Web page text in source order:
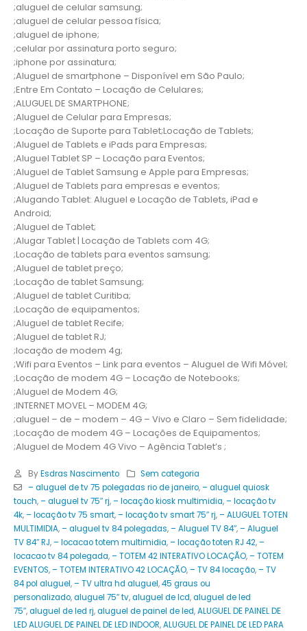
;aluguel de celular samsung;
;aluguel de celular pessoa física;
;aluguel de iphone;
;celular por assinatura porto seguro;
;iphone por assinatura;
;Aluguel de smartphone – Disponível em São Paulo;
;Entre Em Contato – Locação de Celulares;
;ALUGUEL DE SMARTPHONE;
;Aluguel de Celular para Empresas;
;Locação de Suporte para Tablet;Locação de Tablets;
;Aluguel de Tablets e iPads para Empresas;
;Aluguel Tablet SP – Locação para Eventos;
;Aluguel de Tablet Samsung e Apple para Empresas;
;Aluguel de Tablets para empresas e eventos;
;Alugando Tablet: Aluguel e Locação de Tablets, iPad e
Android;
;Aluguel de Tablet;
;Alugar Tablet | Locação de Tablets com 4G;
;Locação de tablets para eventos samsung;
;Aluguel de tablet preço;
;Locação de tablet Samsung;
;Aluguel de tablet Curitiba;
;Locação de equipamentos;
;Aluguel de tablet Recife;
;Aluguel de tablet RJ;
;locação de modem 4g;
;Wifi para Eventos – Link para eventos – Aluguel de Wifi Móvel;
;Locação de modem 4G – Locação de Notebooks;
;Aluguel de Modem 4G;
;INTERNET MOVEL – MODEM 4G;
;aluguel – de – modem – 4G – Vivo e Claro – Sem fidelidade;
;Locação de modem 4G – Locações de Equipamentos;
;Aluguel de Modem 4G Vivo – Agência Tablet’s ;
ByEsdras Nascimento
Sem categoria
– aluguel de tv 75 polegadas rio de janeiro,– aluguel quiosk
touch,– aluguel tv 75″ rj,– locação kiosk multimidia,– locação tv
4k,– locação tv 75 smart,– locação tv smart 75″ rj,– ALUGUEL TOTEN
MULTIMIDIA,– aluguel tv 84 polegadas,– Aluguel TV 84″,– Aluguel
TV 84″ RJ,– locacao totem multimidia,– locação toten RJ 42,–
locacao tv 84 polegada,– TOTEM 42 INTERATIVO LOCAÇÃO,– TOTEM
EVENTOS,– TOTEM INTERATIVO 42 LOCAÇÃO,– TV 84 locação,– TV
84 pol aluguel,– TV ultra hd aluguel,45 graus ou
personalizado,aluguel 75″ tv,aluguel de lcd,aluguel de led
75″,aluguel de led rj,aluguel de painel de led,ALUGUEL DE PAINEL DE
LED ALUGUEL DE PAINEL DE LED INDOOR,ALUGUEL DE PAINEL DE LED PARA